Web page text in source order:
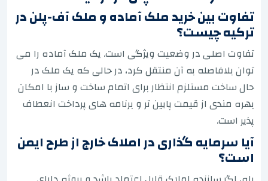
تفاوت بین خرید ملک آماده و ملک آف-پلن در
ترکیه چیست؟
تفاوت اصلی در وضعیت ویژگی است. یک ملک آماده را می
توان بلافاصله به آن منتقل کرد، در حالی که یک ملک در
حال ساخت مستلزم انتظار برای اتمام ساخت و ساز با امکان
بهره مندی از قیمت پایین تر و برنامه های پرداخت انعطاف
پذیر است.
آیا سرمایه گذاری در املاک خارج از طرح ایمن
است؟